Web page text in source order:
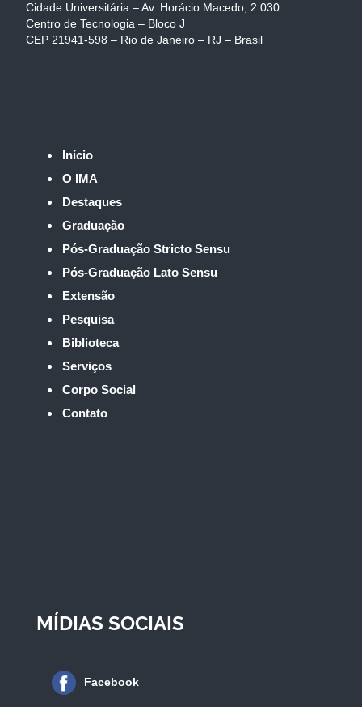
Cidade Universitária – Av. Horácio Macedo, 2.030
Centro de Tecnologia – Bloco J
CEP 21941-598 – Rio de Janeiro – RJ – Brasil
Início
O IMA
Destaques
Graduação
Pós-Graduação Stricto Sensu
Pós-Graduação Lato Sensu
Extensão
Pesquisa
Biblioteca
Serviços
Corpo Social
Contato
MÍDIAS SOCIAIS
Facebook